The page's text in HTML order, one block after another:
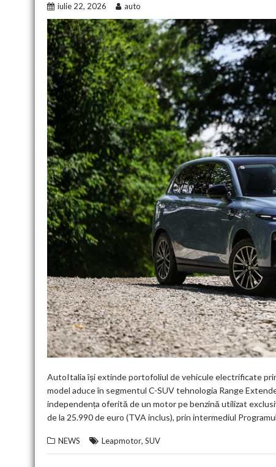
iulie 22, 2026 auto
AutoItalia își extinde portofoliul de vehicule electrificate
model aduce în segmentul C-SUV tehnologia Range
independența oferită de un motor pe benzină utilizat
de la 25.990 de euro (TVA inclus), prin intermediul
NEWS Leapmotor, SUV